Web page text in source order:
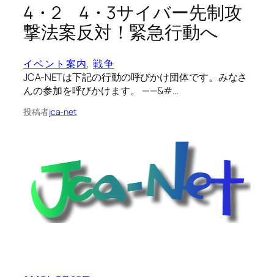
4・2 4・3サイバー先制攻
撃法案反対！緊急行動へ
イベント案内, 戦争
JCA-NETは下記の行動の呼びかけ団体です。みなさ
んの参加を呼びかけます。 ——&#…
投稿者jca-net